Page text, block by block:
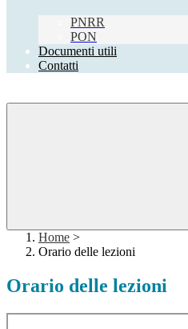
PNRR
PON
Documenti utili
Contatti
Home >
Orario delle lezioni
Orario delle lezioni